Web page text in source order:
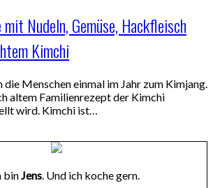
Nudeln, Gemüse, Hackfleisch
Kimchi
Menschen einmal im Jahr zum Kimjang.
altem Familienrezept der Kimchi
wird. Kimchi ist…
binJens. Und ich koche gern.